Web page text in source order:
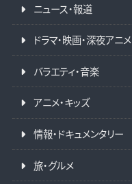
ニュース・報道
ドラマ・映画・深夜アニメ
バラエティ・音楽
アニメ・キッズ
情報・ドキュメンタリー
旅・グルメ